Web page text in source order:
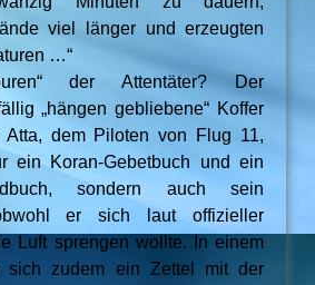
viel länger und erzeugten
…“
der Attentäter? Der
„hängen gebliebene“ Koffer
Atta, dem Piloten von Flug 11,
ein Koran-Gebetbuch und ein
sondern auch sein
er sich laut offizieller
Luft sprengen wollte. In einem
sich zudem ein Zettel mit der